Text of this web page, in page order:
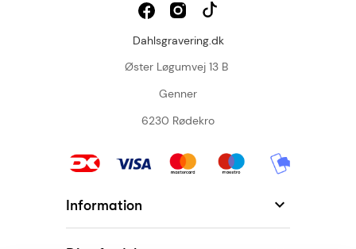
Dahlsgravering.dk
Øster Løgumvej 13 B
Genner
6230 Rødekro
Information 